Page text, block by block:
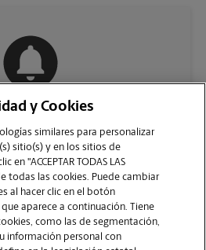
y Cookies
similares para personalizar
sitio(s) y en los sitios de
en "ACCEPTAR TODAS LAS
todas las cookies. Puede cambiar
al hacer clic en el botón
que aparece a continuación. Tiene
como las de segmentación,
información personal con